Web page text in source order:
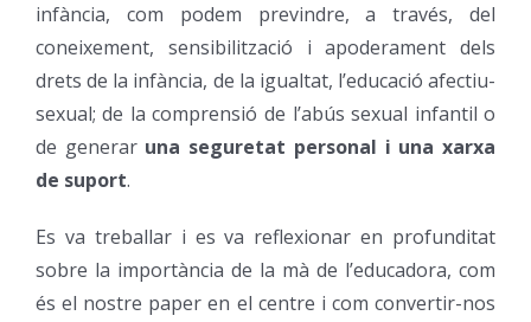
infància, com podem previndre, a través, del
coneixement, sensibilització i apoderament dels
drets de la infància, de la igualtat, l’educació afectiu-
sexual; de la comprensió de l’abús sexual infantil o
de generar una seguretat personal i una xarxa
de suport.
Es va treballar i es va reflexionar en profunditat
sobre la importància de la mà de l’educadora, com
és el nostre paper en el centre i com convertir-nos